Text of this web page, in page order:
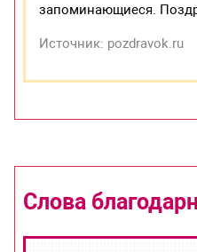
запоминающиеся.
Источник: pozdravok.ru
Слова